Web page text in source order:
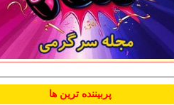
پربیننده ترین ها